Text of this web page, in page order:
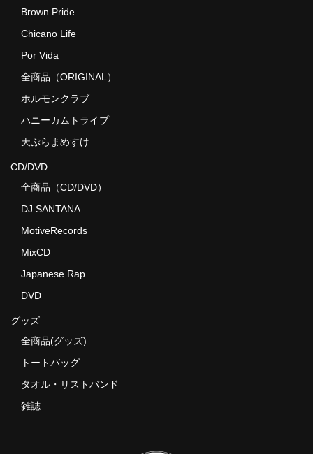
Brown Pride
Chicano Life
Por Vida
全商品（ORIGINAL）
ホルモンクラブ
ハニーカムトライプ
天ぷらまめすけ
CD/DVD
全商品（CD/DVD）
DJ SANTANA
MotiveRecords
MixCD
Japanese Rap
DVD
グッズ
全商品(グッズ)
トートバッグ
タオル・リストバンド
雑誌